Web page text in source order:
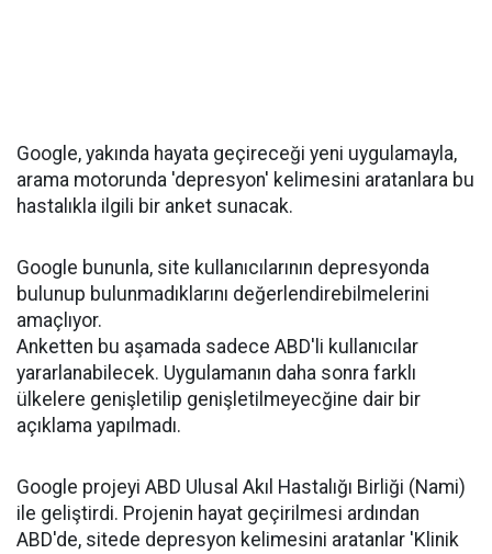
Google, yakında hayata geçireceği yeni uygulamayla,
arama motorunda 'depresyon' kelimesini aratanlara bu
hastalıkla ilgili bir anket sunacak.
Google bununla, site kullanıcılarının depresyonda
bulunup bulunmadıklarını değerlendirebilmelerini
amaçlıyor.
Anketten bu aşamada sadece ABD'li kullanıcılar
yararlanabilecek. Uygulamanın daha sonra farklı
ülkelere genişletilip genişletilmeyecğine dair bir
açıklama yapılmadı.
Google projeyi ABD Ulusal Akıl Hastalığı Birliği (Nami)
ile geliştirdi. Projenin hayat geçirilmesi ardından
ABD'de, sitede depresyon kelimesini aratanlar 'Klinik